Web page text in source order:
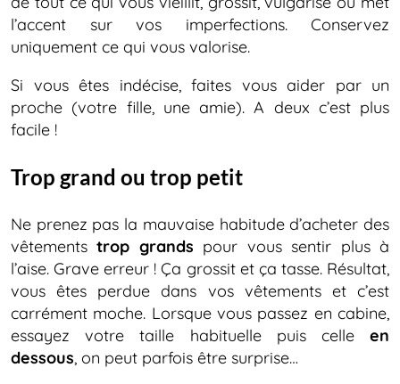
l’accent sur vos imperfections. Conservez
uniquement ce qui vous valorise.
Si vous êtes indécise, faites vous aider par un
proche (votre fille, une amie). A deux c’est plus
facile !
Trop grand ou trop petit
Ne prenez pas la mauvaise habitude d’acheter des
vêtementstrop grands pour vous sentir plus à
l’aise. Grave erreur ! Ça grossit et ça tasse. Résultat,
vous êtes perdue dans vos vêtements et c’est
carrément moche. Lorsque vous passez en cabine,
essayez votre taille habituelle puis celle en
dessous, on peut parfois être surprise…